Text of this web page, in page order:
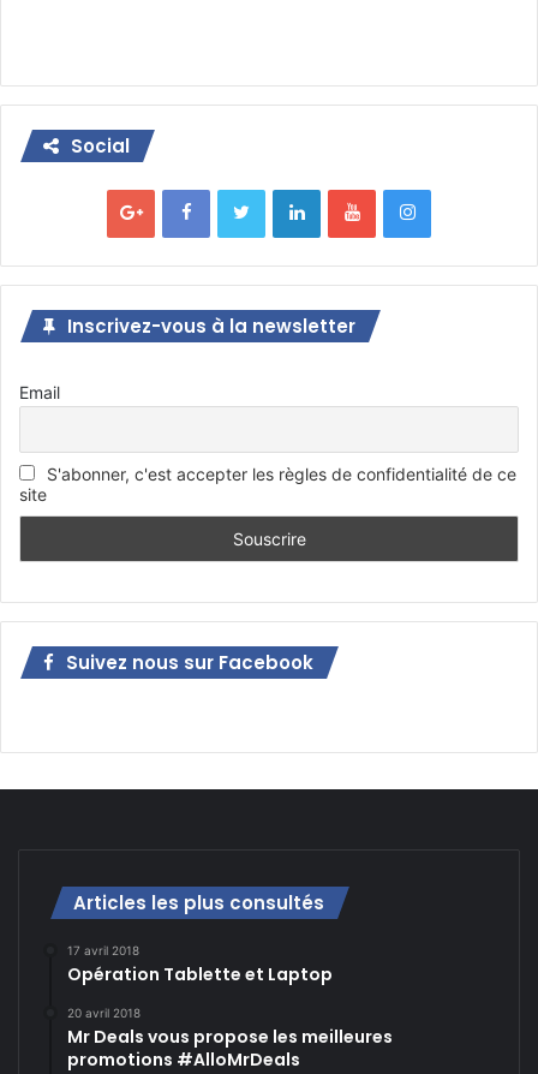
Social
Inscrivez-vous à la newsletter
Email
S'abonner, c'est accepter les règles de confidentialité de ce
site
Suivez nous sur Facebook
Articles les plus consultés
17 avril 2018
Opération Tablette et Laptop
20 avril 2018
Mr Deals vous propose les meilleures
promotions #AlloMrDeals